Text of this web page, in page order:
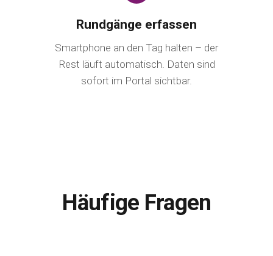
Rundgänge erfassen
Smartphone an den Tag halten – der
Rest läuft automatisch. Daten sind
sofort im Portal sichtbar.
Häufige Fragen